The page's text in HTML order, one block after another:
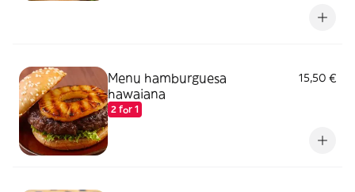
Menu hamburguesa
hawaiana
2 for 1
15,50 €